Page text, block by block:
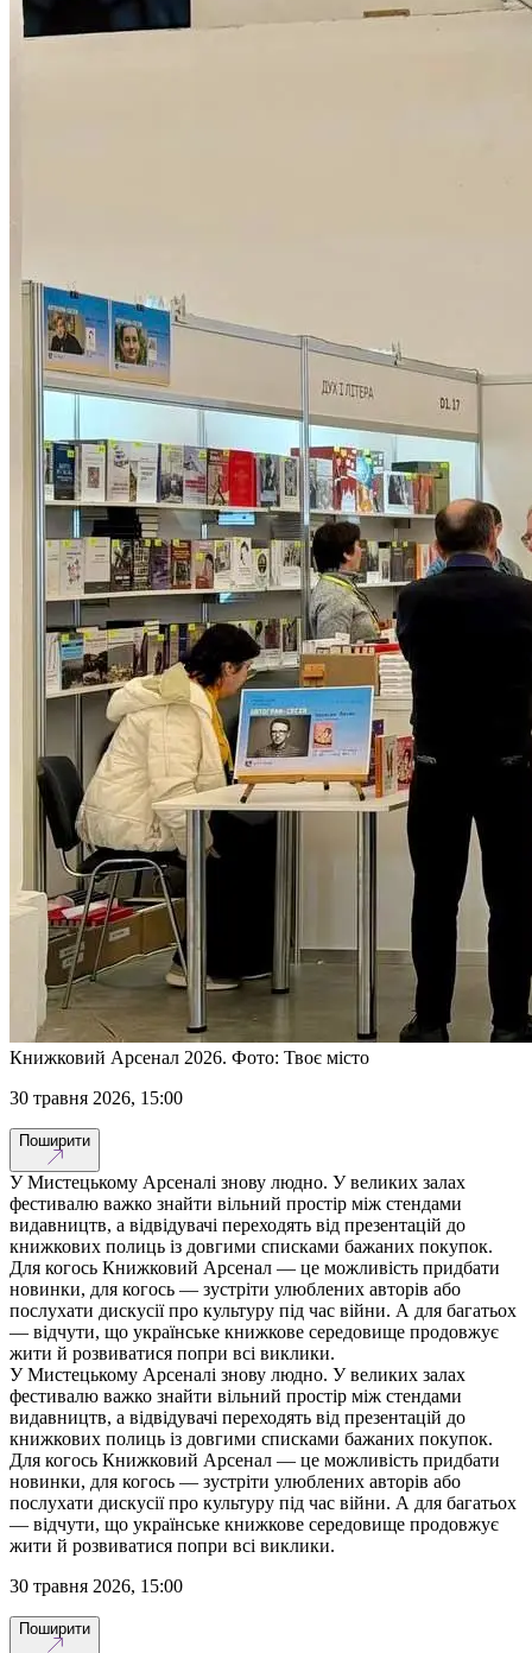
Книжковий Арсенал 2026. Фото: Твоє місто
30 травня 2026, 15:00
Поширити
У Мистецькому Арсеналі знову людно. У великих залах
фестивалю важко знайти вільний простір між стендами
видавництв, а відвідувачі переходять від презентацій до
книжкових полиць із довгими списками бажаних покупок.
Для когось Книжковий Арсенал — це можливість придбати
новинки, для когось — зустріти улюблених авторів або
послухати дискусії про культуру під час війни. А для багатьох
— відчути, що українське книжкове середовище продовжує
жити й розвиватися попри всі виклики.
У Мистецькому Арсеналі знову людно. У великих залах
фестивалю важко знайти вільний простір між стендами
видавництв, а відвідувачі переходять від презентацій до
книжкових полиць із довгими списками бажаних покупок.
Для когось Книжковий Арсенал — це можливість придбати
новинки, для когось — зустріти улюблених авторів або
послухати дискусії про культуру під час війни. А для багатьох
— відчути, що українське книжкове середовище продовжує
жити й розвиватися попри всі виклики.
30 травня 2026, 15:00
Поширити